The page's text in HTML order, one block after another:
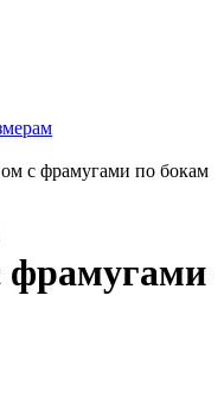
с фрамугами по бокам
фрамугами